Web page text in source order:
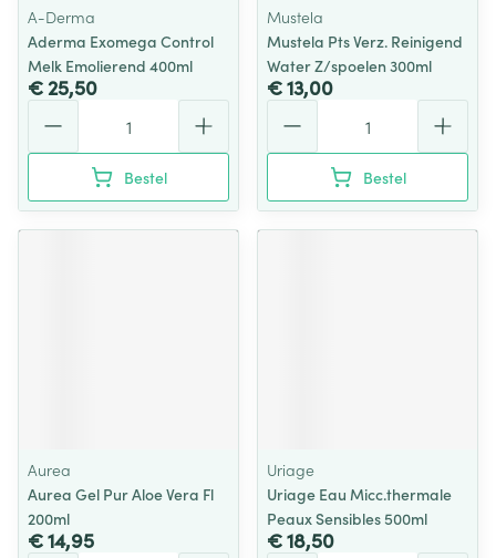
A-Derma
Aderma Exomega Control
Melk Emolierend 400ml
€ 25,50
Bestel
Mustela
Mustela Pts Verz. Reinigend
Water Z/spoelen 300ml
€ 13,00
Bestel
Aurea
Aurea Gel Pur Aloe Vera Fl
200ml
€ 14,95
Uriage
Uriage Eau Micc.thermale
Peaux Sensibles 500ml
€ 18,50